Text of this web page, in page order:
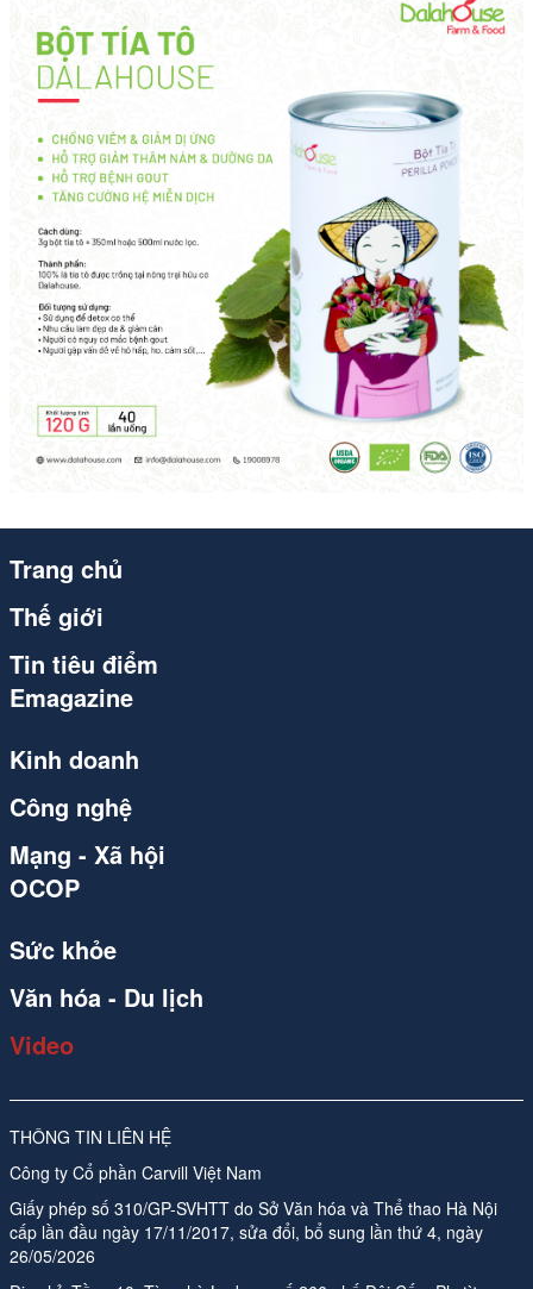
THÔNG TIN LIÊN HỆ
Công ty Cổ phần Carvill Việt Nam
Giấy phép số 310/GP-SVHTT do Sở Văn hóa và Thể thao Hà Nội
cấp lần đầu ngày 17/11/2017, sửa đổi, bổ sung lần thứ 4, ngày
26/05/2026
Trang chủ
Thế giới
Tin tiêu điểm
Emagazine
Kinh doanh
Công nghệ
Mạng - Xã hội
OCOP
Sức khỏe
Văn hóa - Du lịch
Video